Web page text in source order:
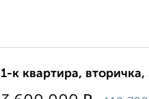
1-к квартира,